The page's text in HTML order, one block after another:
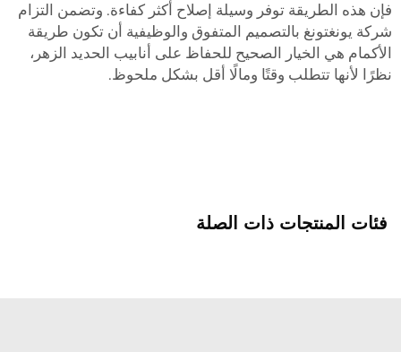
فإن هذه الطريقة توفر وسيلة إصلاح أكثر كفاءة. وتضمن التزام
شركة يونغتونغ بالتصميم المتفوق والوظيفية أن تكون طريقة
الأكمام هي الخيار الصحيح للحفاظ على أنابيب الحديد الزهر،
نظرًا لأنها تتطلب وقتًا ومالًا أقل بشكل ملحوظ.
فئات المنتجات ذات الصلة